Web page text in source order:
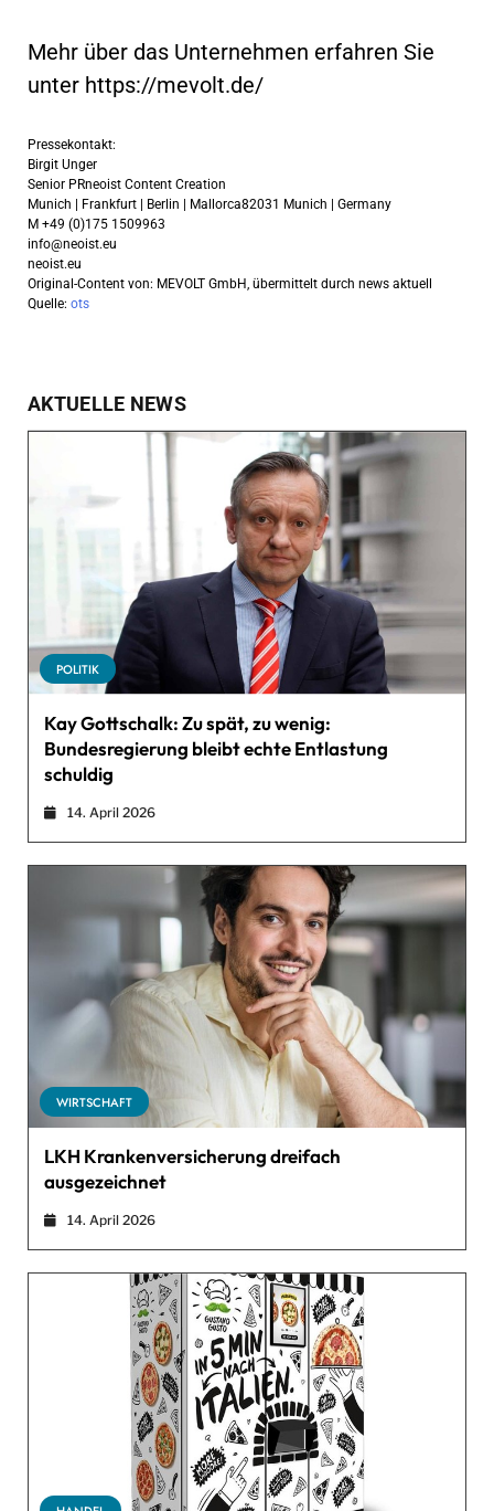
Mehr über das Unternehmen erfahren Sie
unter https://mevolt.de/
Pressekontakt:
Birgit Unger
Senior PRneoist Content Creation
Munich | Frankfurt | Berlin | Mallorca82031 Munich | Germany
M +49 (0)175 1509963
info@neoist.eu
neoist.eu
Original-Content von: MEVOLT GmbH, übermittelt durch news aktuell
Quelle: ots
AKTUELLE NEWS
POLITIK
Kay Gottschalk: Zu spät, zu wenig:
Bundesregierung bleibt echte Entlastung
schuldig
14. April 2026
WIRTSCHAFT
LKH Krankenversicherung dreifach
ausgezeichnet
14. April 2026